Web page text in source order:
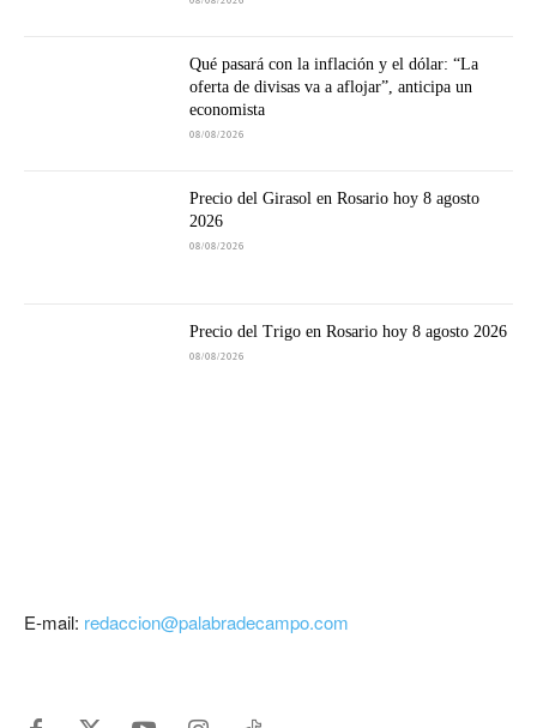
Qué pasará con la inflación y el dólar: “La
oferta de divisas va a aflojar”, anticipa un
economista
08/08/2026
Precio del Girasol en Rosario hoy 8 agosto
2026
08/08/2026
Precio del Trigo en Rosario hoy 8 agosto 2026
08/08/2026
E-mail: redaccion@palabradecampo.com